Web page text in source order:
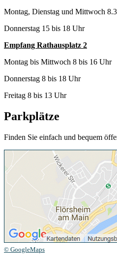
Montag, Dienstag und Mittwoch
Donnerstag 15 bis 18 Uhr
Empfang Rathausplatz 2
Montag bis Mittwoch 8 bis 16 Uhr
Donnerstag 8 bis 18 Uhr
Freitag 8 bis 13 Uhr
Parkplätze
Finden Sie einfach und bequem
© GoogleMaps